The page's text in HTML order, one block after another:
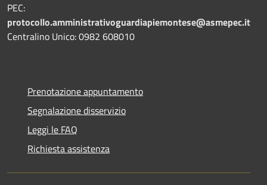
PEC:
protocollo.amministrativoguardiapiemontese@asmepec.it
Centralino Unico: 0982 608010
Prenotazione appuntamento
Segnalazione disservizio
Leggi le FAQ
Richiesta assistenza